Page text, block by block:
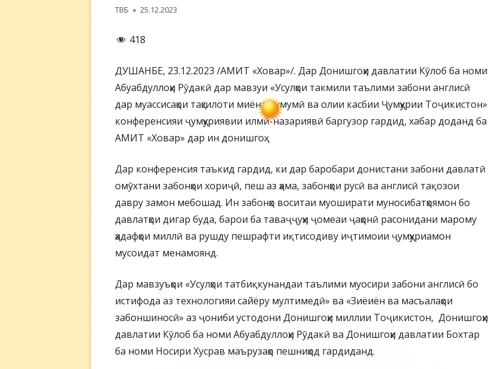
Автор
ТВБ Опубликовано
25.12.2023
418
ДУШАНБЕ, 23.12.2023 /АМИТ «Ховар»/. Дар Донишгоҳи давлатии Кӯлоб ба номи
Абуабдуллоҳи Рӯдакӣ дар мавзуи «Усулҳои такмили таълими забони англисӣ
дар муассисаҳои таҳсилоти миёнаи умумӣ ва олии касбии Ҷумҳурии Тоҷикистон»
конференсияи ҷумҳуриявии илмӣ-назариявӣ баргузор гардид, хабар доданд ба
АМИТ «Ховар» дар ин донишгоҳ.
Дар конференсия таъкид гардид, ки дар баробари донистани забони давлатӣ
омӯхтани забонҳои хориҷӣ, пеш аз ҳама, забонҳои русӣ ва англисӣ тақозои
давру замон мебошад. Ин забонҳо воситаи муоширати муносибатҳоямон бо
давлатҳои дигар буда, барои ба таваҷҷуҳи ҷомеаи ҷаҳонӣ расонидани марому
ҳадафҳои миллӣ ва рушду пешрафти иқтисодиву иҷтимоии ҷумҳуриамон
мусоидат менамоянд.
Дар мавзуъҳои «Усулҳои татбиқкунандаи таълими муосири забони англисӣ бо
истифода аз технологияи сайёру мултимедӣ» ва «Зиёиён ва масъалаҳои
забоншиносӣ» аз ҷониби устодони Донишгоҳи миллии Тоҷикистон, Донишгоҳи
давлатии Кӯлоб ба номи Абуабдуллоҳи Рӯдакӣ ва Донишгоҳи давлатии Бохтар
ба номи Носири Хусрав маърузаҳо пешниҳод гардиданд.